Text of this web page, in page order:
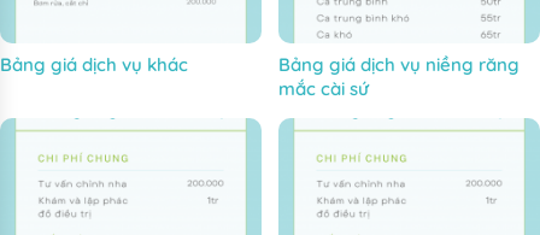
Bảng giá dịch vụ khác
Bảng giá dịch vụ niềng răng
mắc cài sứ